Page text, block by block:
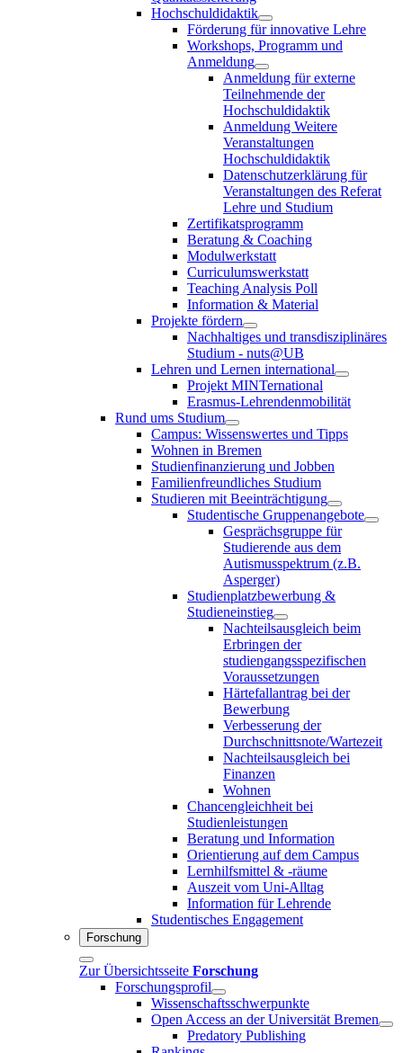
Hochschuldidaktik
Förderung für innovative Lehre
Workshops, Programm und
Anmeldung
Anmeldung für externe
Teilnehmende der
Hochschuldidaktik
Anmeldung Weitere
Veranstaltungen
Hochschuldidaktik
Datenschutzerklärung für
Veranstaltungen des Referat
Lehre und Studium
Zertifikatsprogramm
Beratung & Coaching
Modulwerkstatt
Curriculumswerkstatt
Teaching Analysis Poll
Information & Material
Projekte fördern
Nachhaltiges und transdisziplinäres
Studium - nuts@UB
Lehren und Lernen international
Projekt MINTernational
Erasmus-Lehrendenmobilität
Rund ums Studium
Campus: Wissenswertes und Tipps
Wohnen in Bremen
Studienfinanzierung und Jobben
Familienfreundliches Studium
Studieren mit Beeinträchtigung
Studentische Gruppenangebote
Gesprächsgruppe für
Studierende aus dem
Autismusspektrum (z.B.
Asperger)
Studienplatzbewerbung &
Studieneinstieg
Nachteilsausgleich beim
Erbringen der
studiengangsspezifischen
Voraussetzungen
Härtefallantrag bei der
Bewerbung
Verbesserung der
Durchschnittsnote/Wartezeit
Nachteilsausgleich bei
Finanzen
Wohnen
Chancengleichheit bei
Studienleistungen
Beratung und Information
Orientierung auf dem Campus
Lernhilfsmittel & -räume
Auszeit vom Uni-Alltag
Information für Lehrende
Studentisches Engagement
Forschung
Zur Übersichtsseite Forschung
Forschungsprofil
Wissenschaftsschwerpunkte
Open Access an der Universität Bremen
Predatory Publishing